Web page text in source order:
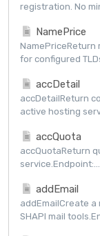
registration. No
NamePrice
for configured
accDetail
accDetailReturn
active hosting
accQuota
accQuotaReturn
service.Endpoint:...
addEmail
addEmailCreate
SHAPI mail